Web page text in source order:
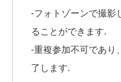
-フォトゾーンで撮影
ることができます.⠀
-重複参加不可であり
了します.⠀